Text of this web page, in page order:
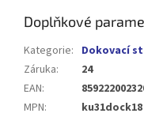
Doplňkové
Kategorie: Dokovací
Záruka:
24
EAN:
MPN: ku31dock18